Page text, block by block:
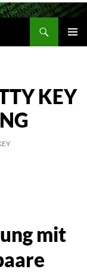
KEY
mit